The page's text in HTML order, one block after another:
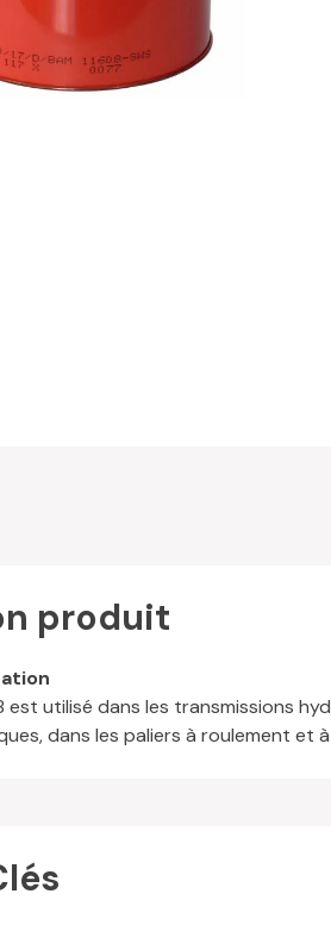
produit
est utilisé dans les transmissions
dans les paliers à roulement et